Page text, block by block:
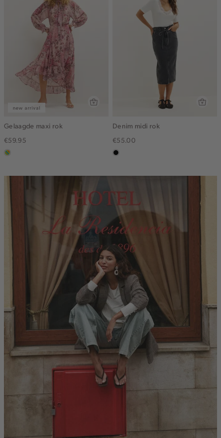
new arrival
Gelaagde maxi rok
€59.95
meerkleurig
Denim midi rok
€55.00
zwart,
middle